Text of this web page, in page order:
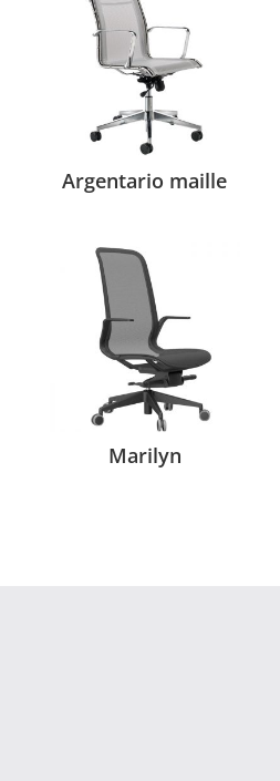
Argentario maille
Marilyn